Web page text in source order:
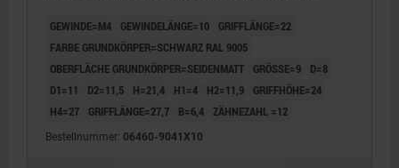
GEWINDE=M4 GEWINDELÄNGE=10
GRIFFLÄNGE=22
FARBE GRUNDKÖRPER=SCHWARZ RAL 9005
OBERFLÄCHE GRUNDKÖRPER=SEIDENMATT
GRÖSSE=9
D=8
D1=11
D2=11,5 H=21,4 H1=4 H2=11,9
GRIFFHÖHE=24
H4=27
GRIFFLÄNGE=27,7 B=6,4 ZÄHNEZAHL =12
Bestellnummer: 06460-9041X10